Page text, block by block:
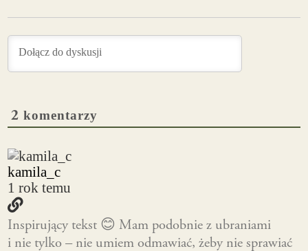
2 komentarzy
kamila_c
1 rok temu
Inspirujący tekst 😊 Mam podobnie z ubraniami
i nie tylko – nie umiem odmawiać, żeby nie sprawiać